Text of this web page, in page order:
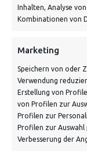
Inhalten, Analyse
Kombinationen von
Marketing
Speichern von oder
Verwendung
Erstellung von
von Profilen zur
Profilen zur
Profilen zur Auswahl
Verbesserung der